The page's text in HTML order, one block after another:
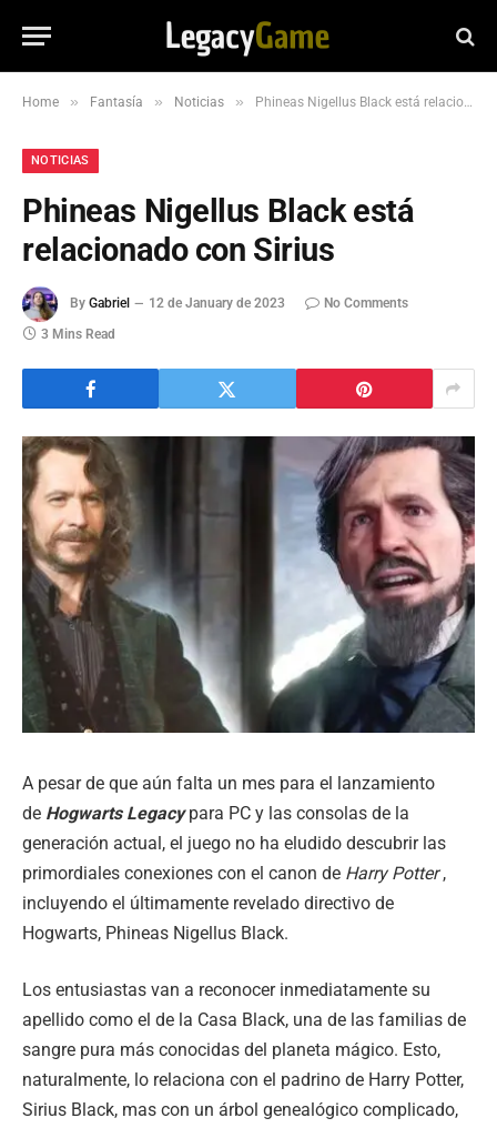
Home » Fantasía » Noticias » Phineas Nigellus Black está relacionado con Sirius
NOTICIAS
Phineas Nigellus Black está
relacionado con Sirius
By Gabriel 12 de January de 2023
No Comments
3 Mins Read
A pesar de que aún falta un mes para el lanzamiento
de Hogwarts Legacypara PC y las consolas de la
generación actual, el juego no ha eludido descubrir las
primordiales conexiones con el canon de Harry Potter,
incluyendo el últimamente revelado directivo de
Hogwarts, Phineas Nigellus Black.
Los entusiastas van a reconocer inmediatamente su
apellido como el de la Casa Black, una de las familias de
sangre pura más conocidas del planeta mágico. Esto,
naturalmente, lo relaciona con el padrino de Harry Potter,
Sirius Black, mas con un árbol genealógico complicado,